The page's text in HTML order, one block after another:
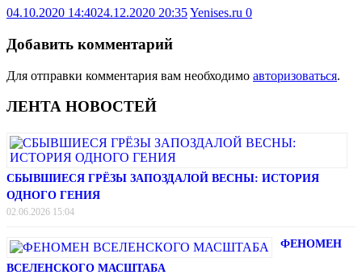
04.10.2020 14:4024.12.2020 20:35Yenises.ru 0
Добавить комментарий
Для отправки комментария вам необходимо авторизоваться.
ЛЕНТА НОВОСТЕЙ
СБЫВШИЕСЯ ГРЁЗЫ ЗАПОЗДАЛОЙ ВЕСНЫ: ИСТОРИЯ
ОДНОГО ГЕНИЯ
02.06.2026 15:04
ФЕНОМЕН
ВСЕЛЕНСКОГО МАСШТАБА